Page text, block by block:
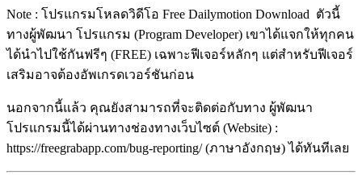
Note : โปรแกรมโหลดวิดีโอ Free Dailymotion Download ตัวนี้
ทางผู้พัฒนา โปรแกรม (Program Developer) เขาได้แจกให้ทุกคน
ได้นำไปใช้กันฟรีๆ (FREE) เฉพาะฟีเจอร์หลักๆ แต่สำหรับฟีเจอร์
เสริมอาจต้องอัพเกรดเวอร์ชันก่อน
นอกจากนี้แล้ว คุณยังสามารถที่จะติดต่อกับทาง ผู้พัฒนา
โปรแกรมนี้ได้ผ่านทางช่องทางเว็บไซต์ (Website) :
https://freegrabapp.com/bug-reporting/ (ภาษาอังกฤษ) ได้ทันทีเลย